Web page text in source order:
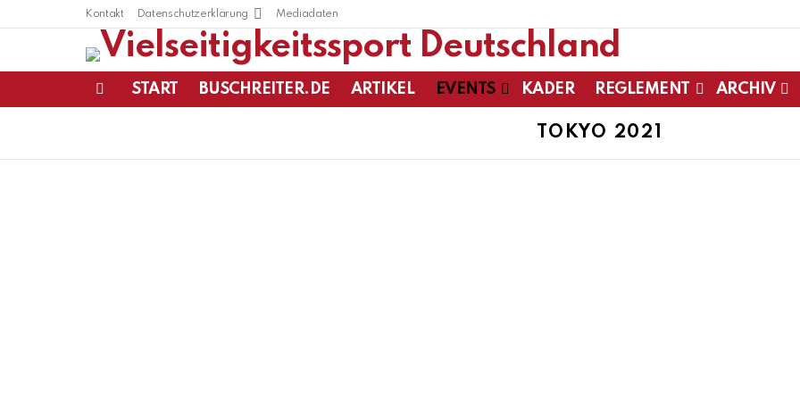
Kontakt Datenschutzerklärung Mediadaten
START BUSCHREITER.DE ARTIKEL EVENTS KADER REGLEMENT ARCHIV
TOKYO 2021